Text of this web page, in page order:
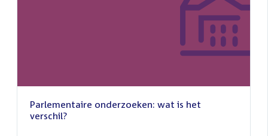
Parlementaire onderzoeken: wat is het
verschil?